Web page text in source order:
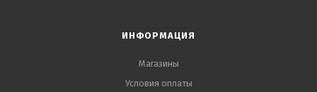
ИНФОРМАЦИЯ
Магазины
Условия оплаты